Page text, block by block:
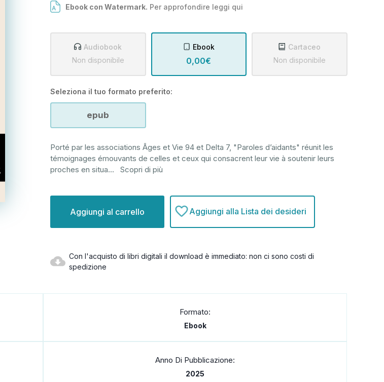
Ebook con Watermark. Per approfondire leggi qui
Audiobook
Non disponibile
Ebook
0,00€
Cartaceo
Non disponibile
Seleziona il tuo formato preferito:
epub
Porté par les associations Âges et Vie 94 et Delta 7, "Paroles d’aidants" réunit les
témoignages émouvants de celles et ceux qui consacrent leur vie à soutenir leurs
proches en situa... Scopri di più
attuale:
Aggiungi alla Lista dei desideri
Con l'acquisto di libri digitali il download è immediato: non ci sono costi di
spedizione
Formato:
Ebook
Anno Di Pubblicazione:
2025